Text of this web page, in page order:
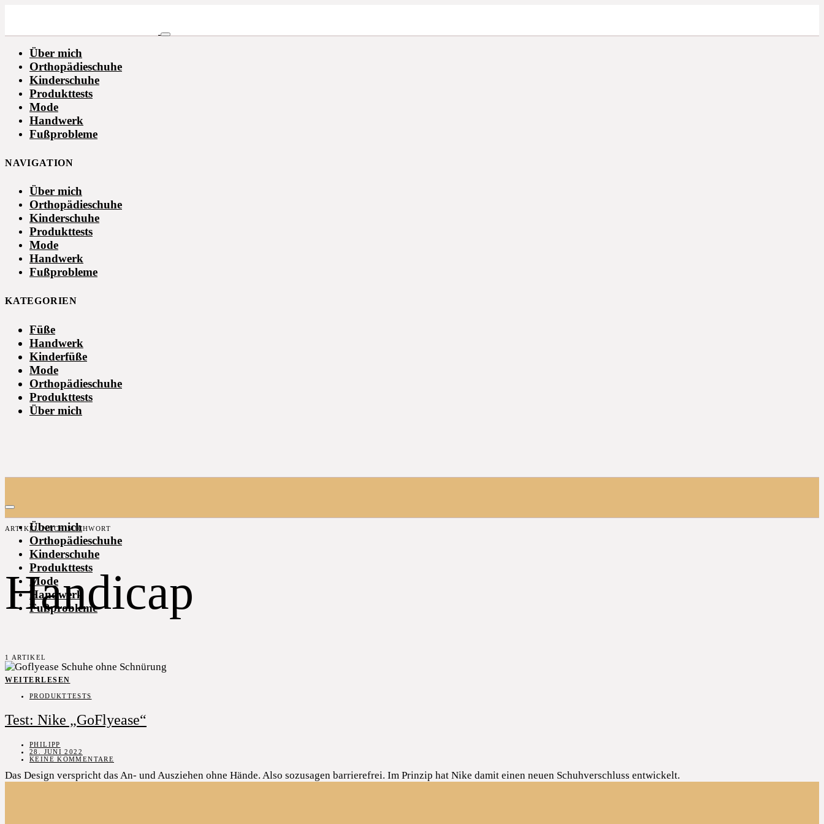
Über mich
Orthopädieschuhe
Kinderschuhe
Produkttests
Mode
Handwerk
Fußprobleme
NAVIGATION
Über mich
Orthopädieschuhe
Kinderschuhe
Produkttests
Mode
Handwerk
Fußprobleme
KATEGORIEN
Füße
Handwerk
Kinderfüße
Mode
Orthopädieschuhe
Produkttests
Über mich
Über mich
Orthopädieschuhe
Kinderschuhe
Produkttests
Mode
Handwerk
Fußprobleme
ARTIKEL NACH SUCHWORT
Handicap
1 ARTIKEL
WEITERLESEN
PRODUKTTESTS
Test: Nike „GoFlyease“
PHILIPP
28. JUNI 2022
KEINE KOMMENTARE
Das Design verspricht das An- und Ausziehen ohne Hände. Also sozusagen barrierefrei. Im Prinzip hat Nike damit einen neuen Schuhverschluss entwickelt.